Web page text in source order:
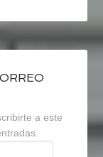
a este